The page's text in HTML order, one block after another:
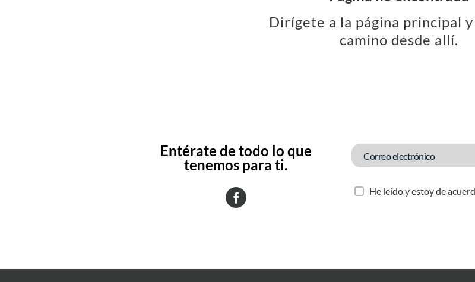
Dirígete a la página principal
camino desde allí.
Entérate de todo lo que
tenemos para ti.
He leído y estoy de